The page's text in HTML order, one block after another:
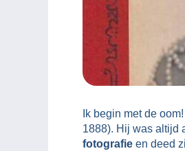
Ik begin met de oom!
1888). Hij was altijd
fotografie en deed